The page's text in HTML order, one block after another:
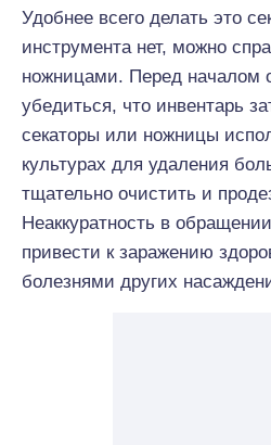
Удобнее всего делать это
инструмента нет, можно
ножницами. Перед началом
убедиться, что инвентарь
секаторы или ножницы
культурах для удаления
тщательно очистить и
Неаккуратность в
привести к заражению
болезнями других